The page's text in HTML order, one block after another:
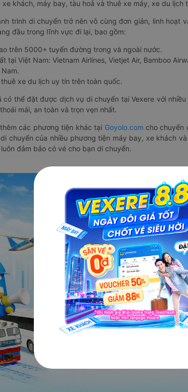
khách, máy bay, tàu hoả và thuê xe máy, xe du
trình di chuyển trở nên vô cùng đơn giản, linh hoạt
đầu trong lĩnh vực đi lại, bao gồm:
trên 5000+ tuyến đường trong và ngoài nước.
tại Việt Nam: Vietnam Airlines, Vietjet Air, Bamboo
xe du lịch uy tín trên toàn quốc.
thể đặt được dịch vụ di chuyển tại Vexere với
mái, an toàn và trọn vẹn nhất.
các phương tiện khác tại Goyolo.com cho chuyến
chuyển của nhiều phương tiện máy bay, xe khách
đảm bảo có vé cho bạn di chuyển.
Ứng dụng
Vexere - ứng
cao, 5000+
vụ thuê xe
Ứng dụng
người dùng
chóng và phù
Tải ứng